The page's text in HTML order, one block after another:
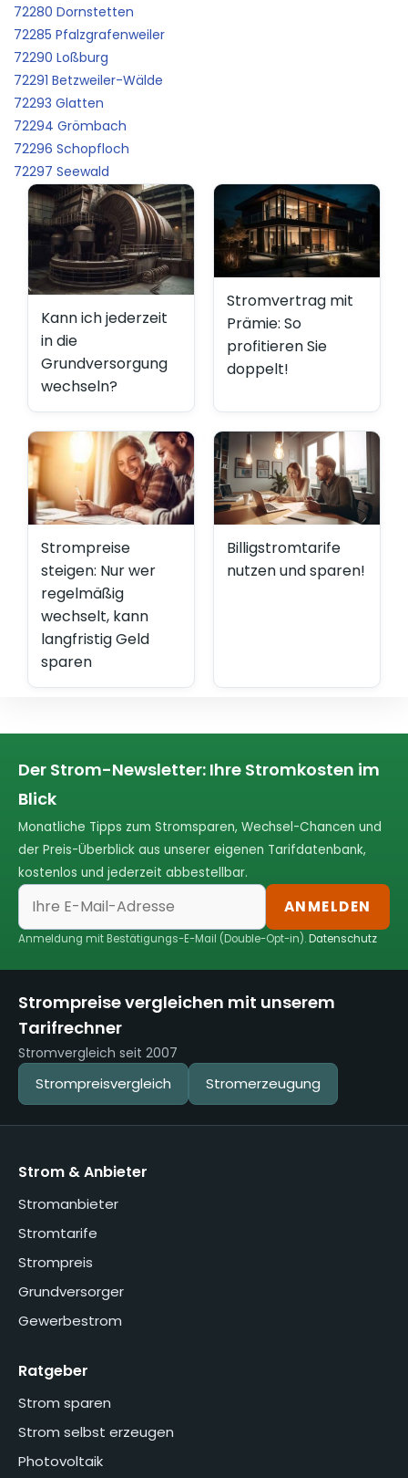
72280 Dornstetten
72285 Pfalzgrafenweiler
72290 Loßburg
72291 Betzweiler-Wälde
72293 Glatten
72294 Grömbach
72296 Schopfloch
72297 Seewald
Kann ich jederzeit
in die
Grundversorgung
wechseln?
Stromvertrag mit
Prämie: So
profitieren Sie
doppelt!
Strompreise
steigen: Nur wer
regelmäßig
wechselt, kann
langfristig Geld
sparen
Billigstromtarife
nutzen und sparen!
Der Strom-Newsletter: Ihre Stromkosten im
Blick
Monatliche Tipps zum Stromsparen, Wechsel-Chancen und
der Preis-Überblick aus unserer eigenen Tarifdatenbank,
kostenlos und jederzeit abbestellbar.
ANMELDEN
Anmeldung mit Bestätigungs-E-Mail (Double-Opt-in).Datenschutz
Strompreise vergleichen mit unserem
Tarifrechner
Stromvergleich seit 2007
Strompreisvergleich Stromerzeugung
Strom & Anbieter
Stromanbieter
Stromtarife
Strompreis
Grundversorger
Gewerbestrom
Ratgeber
Strom sparen
Strom selbst erzeugen
Photovoltaik